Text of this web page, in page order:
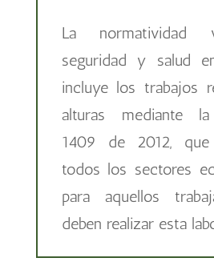
La normatividad
seguridad y salud
incluye los trabajos
alturas mediante la
1409 de 2012, que
todos los sectores
para aquellos
deben realizar esta